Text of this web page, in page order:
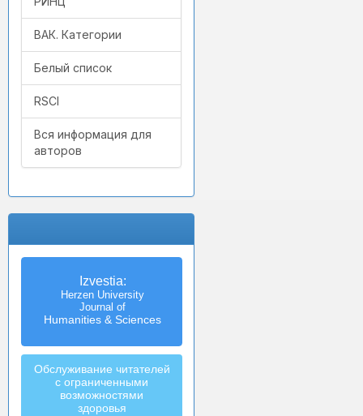
ВАК. Категории
Белый список
RSCI
Вся информация для
авторов
Izvestia:
Herzen University
Journal of
Humanities & Sciences
Обслуживание читателей
с ограниченными
возможностями
здоровья